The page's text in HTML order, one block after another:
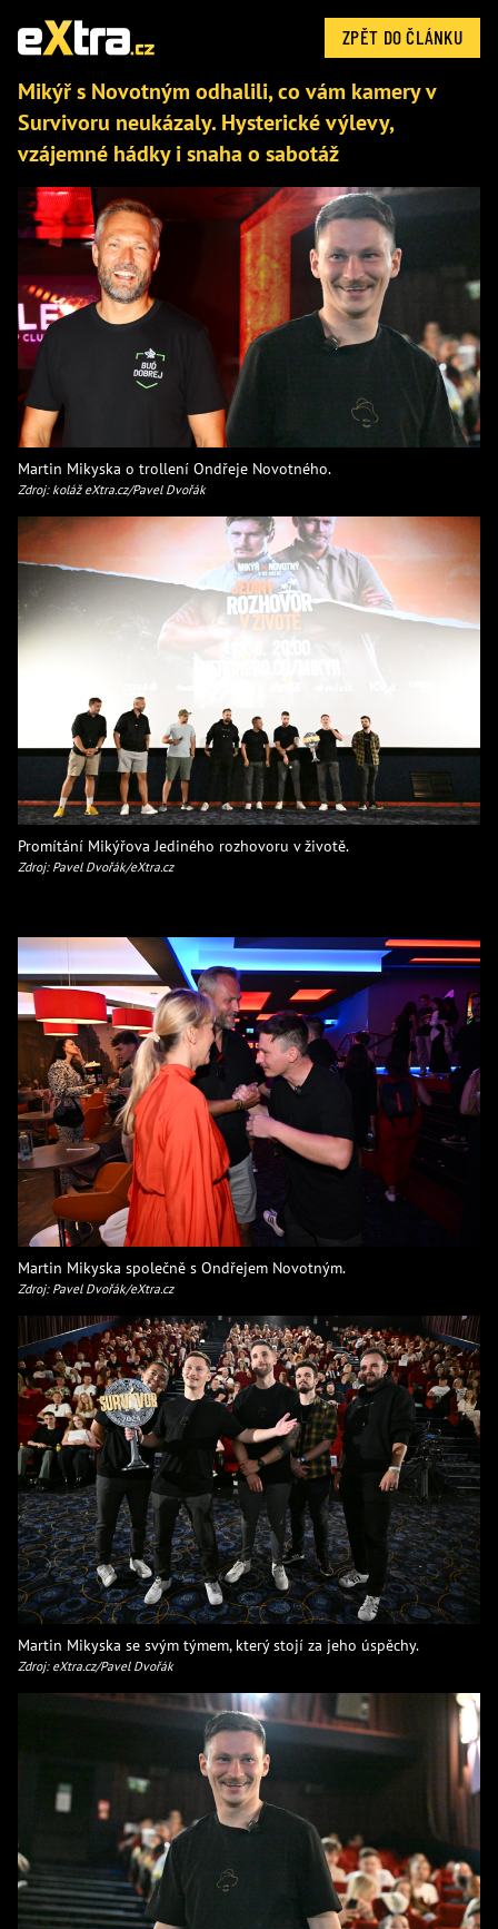
ZPĚT DO ČLÁNKU
Mikýř s Novotným odhalili, co vám kamery v
Survivoru neukázaly. Hysterické výlevy,
vzájemné hádky i snaha o sabotáž
Martin Mikyska o trollení Ondřeje Novotného.
Zdroj: koláž eXtra.cz/Pavel Dvořák
Promítání Mikýřova Jediného rozhovoru v životě.
Zdroj: Pavel Dvořák/eXtra.cz
Martin Mikyska společně s Ondřejem Novotným.
Zdroj: Pavel Dvořák/eXtra.cz
Martin Mikyska se svým týmem, který stojí za jeho úspěchy.
Zdroj: eXtra.cz/Pavel Dvořák